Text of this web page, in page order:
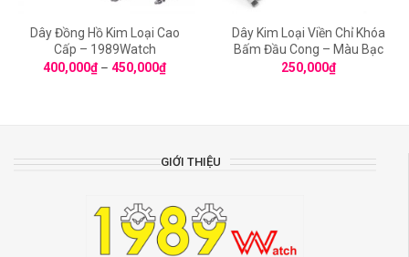
Dây Đồng Hồ Kim Loại Cao
Cấp – 1989Watch
400,000₫– 450,000₫
Dây Kim Loại Viền Chỉ Khóa
Bấm Đầu Cong – Màu Bạc
250,000₫
GIỚI THIỆU